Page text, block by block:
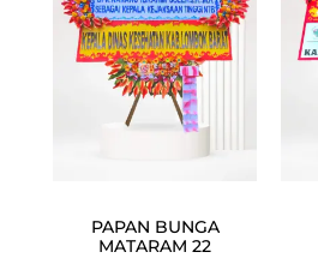
PAPAN BUNGA
MATARAM 22